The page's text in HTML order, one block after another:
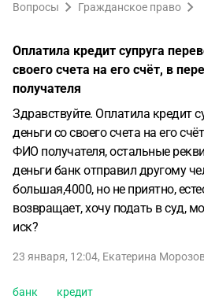
Вопросы Гражданское право
Оплатила кредит супруга
своего счета на его счёт, в
получателя
Здравствуйте. Оплатила кредит
деньги со своего счета на его
ФИО получателя, остальные
деньги банк отправил другому
большая,4000, но не приятно,
возвращает, хочу подать в суд,
иск?
23 января, 12:04, Екатерина
банк кредит